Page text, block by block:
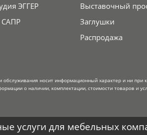
ЭГГЕР
САПР
Выставочный
Заглушки
Распродажа
носит информационный характер и ни
о наличии, комплектации, стоимости товаров и
услуги для мебельных